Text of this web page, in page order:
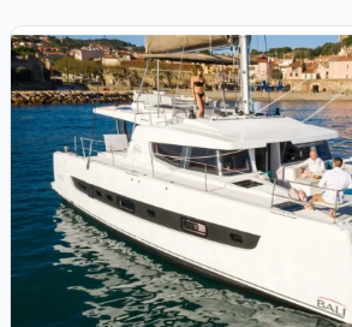
View details for BALI CATAMARANS -